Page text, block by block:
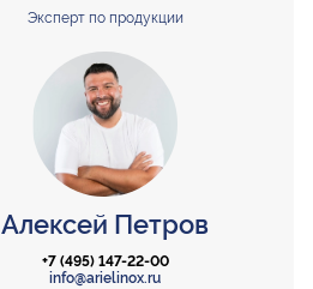
Эксперт по продукции
Алексей Петров
+7 (495) 147-22-00
info@arielinox.ru